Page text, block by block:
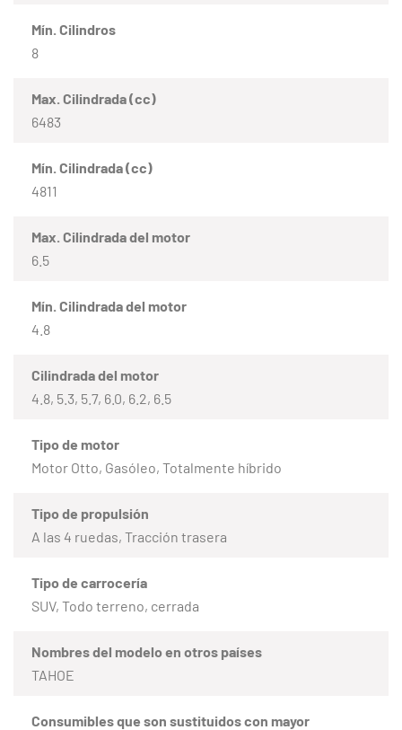
Mín. Cilindros
8
Max. Cilindrada (cc)
6483
Mín. Cilindrada (cc)
4811
Max. Cilindrada del motor
6.5
Mín. Cilindrada del motor
4.8
Cilindrada del motor
4.8, 5.3, 5.7, 6.0, 6.2, 6.5
Tipo de motor
Motor Otto, Gasóleo, Totalmente híbrido
Tipo de propulsión
A las 4 ruedas, Tracción trasera
Tipo de carrocería
SUV, Todo terreno, cerrada
Nombres del modelo en otros países
TAHOE
Consumibles que son sustituidos con mayor